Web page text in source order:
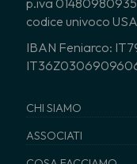
p.iva 01480980935
codice univoco
IBAN Feniarco:
CHI SIAMO
ASSOCIATI